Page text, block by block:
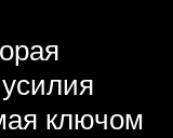
ключом